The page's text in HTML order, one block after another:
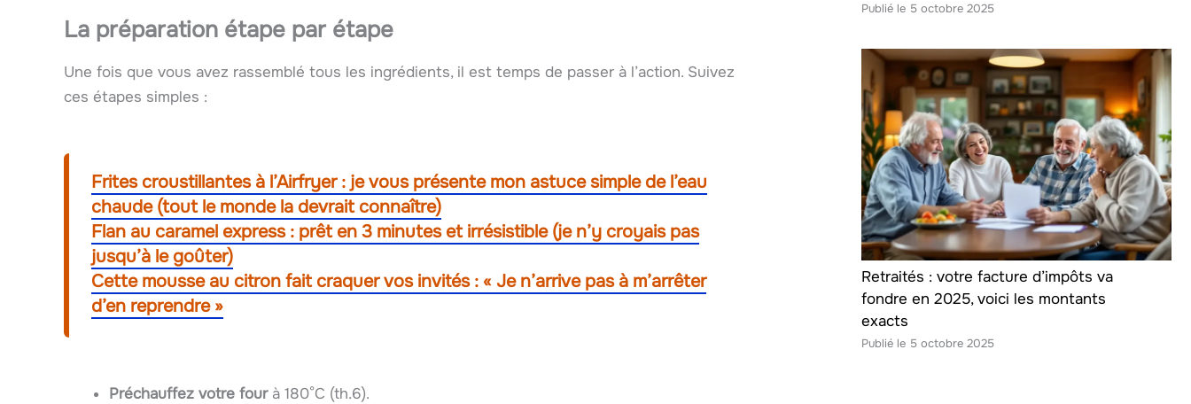
La préparation étape par étape
Une fois que vous avez rassemblé tous les ingrédients, il est temps de passer à l’action. Suivez
ces étapes simples :
Frites croustillantes à l’Airfryer : je vous présente mon astuce simple de l’eau
chaude (tout le monde la devrait connaître)
Flan au caramel express : prêt en 3 minutes et irrésistible (je n’y croyais pas
jusqu’à le goûter)
Cette mousse au citron fait craquer vos invités : « Je n’arrive pas à m’arrêter
d’en reprendre »
Préchauffez votre fourà 180°C (th.6).
5 octobre 2025
Retraités : votre facture d’impôts va
fondre en 2025, voici les montants
exacts
5 octobre 2025